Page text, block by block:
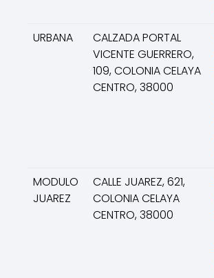
URBANA
CALZADA PORTAL
VICENTE GUERRERO,
109, COLONIA CELAYA
CENTRO, 38000
MODULO
JUAREZ
CALLE JUAREZ, 621,
COLONIA CELAYA
CENTRO, 38000